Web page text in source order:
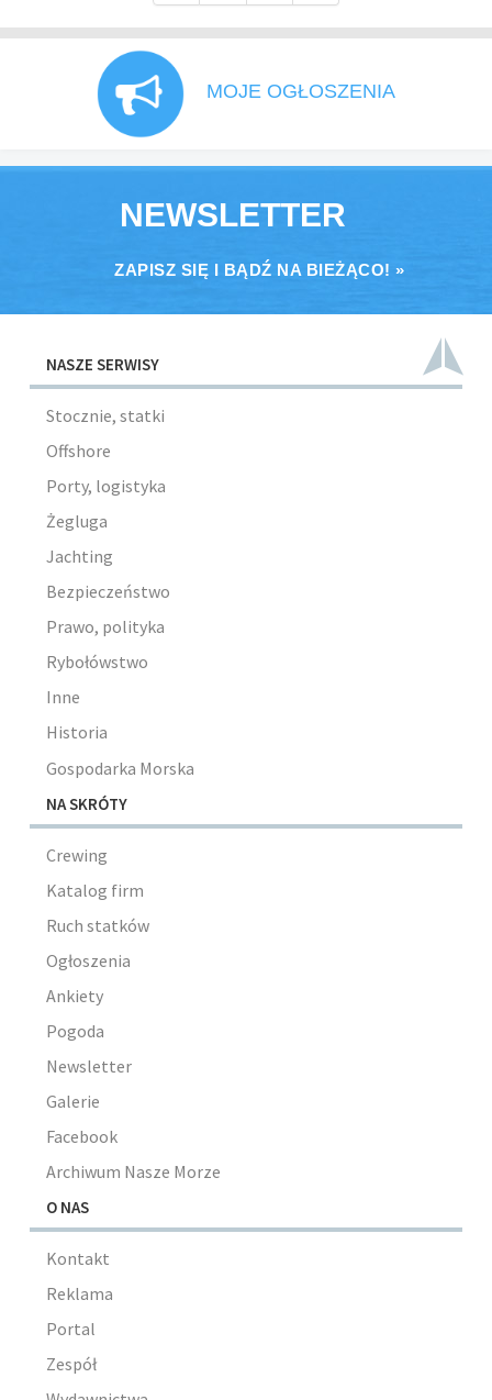
MOJE OGŁOSZENIA
NEWSLETTER
ZAPISZ SIĘ I BĄDŹ NA BIEŻĄCO! »
NASZE SERWISY
Stocznie, statki
Offshore
Porty, logistyka
Żegluga
Jachting
Bezpieczeństwo
Prawo, polityka
Rybołówstwo
Inne
Historia
Gospodarka Morska
NA SKRÓTY
Crewing
Katalog firm
Ruch statków
Ogłoszenia
Ankiety
Pogoda
Newsletter
Galerie
Facebook
Archiwum Nasze Morze
O NAS
Kontakt
Reklama
Portal
Zespół